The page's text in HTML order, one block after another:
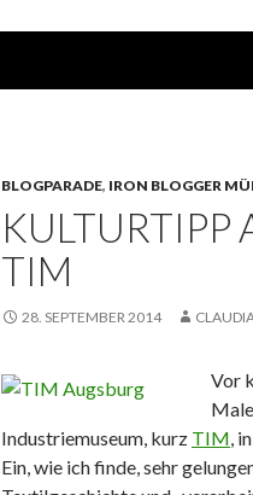
BLOGPARADE, IRON BLOGGER
KULTURTIPP
TIM
28. SEPTEMBER 2014
Vor
Industriemuseum, kurz TIM,
Ein, wie ich finde, sehr